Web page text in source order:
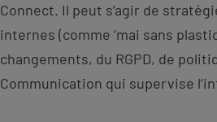
Connect. Il peut s’agir de
internes (comme ‘mai sans
changements, du RGPD, de
Communication qui supervise